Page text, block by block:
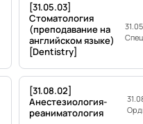
[31.05.03]
Стоматология
(преподавание на
английском языке)
[Dentistry]
[31.08.02]
Анестезиология-
реаниматология